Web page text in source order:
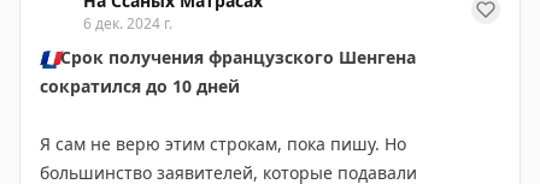
6 дек. 2024 г.
🇫🇷Срок получения французского Шенгена
сократился до 10 дней
Я сам не верю этим строкам, пока пишу. Но
большинство заявителей, которые подавали